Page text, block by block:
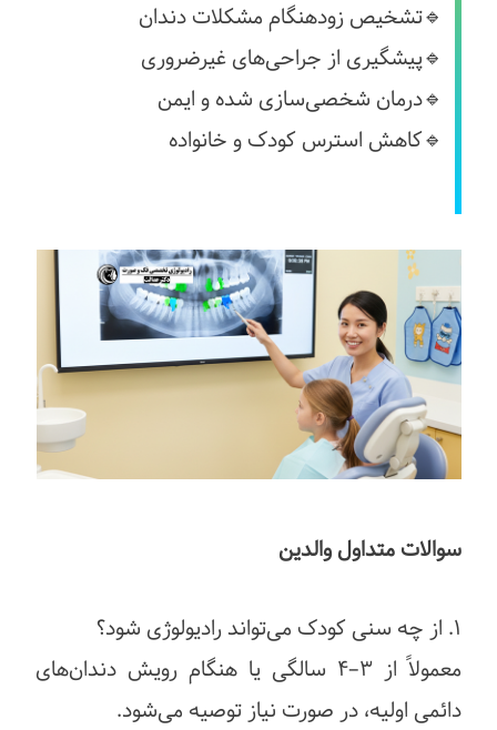
🔹تشخیص زودهنگام مشکلات دندان
🔹پیشگیری از جراحی‌های غیرضروری
🔹درمان شخصی‌سازی شده و ایمن
🔹کاهش استرس کودک و خانواده
سوالات متداول والدین
۱. از چه سنی کودک می‌تواند رادیولوژی شود؟
معمولاً از ۳–۴ سالگی یا هنگام رویش دندان‌های
دائمی اولیه، در صورت نیاز توصیه می‌شود.